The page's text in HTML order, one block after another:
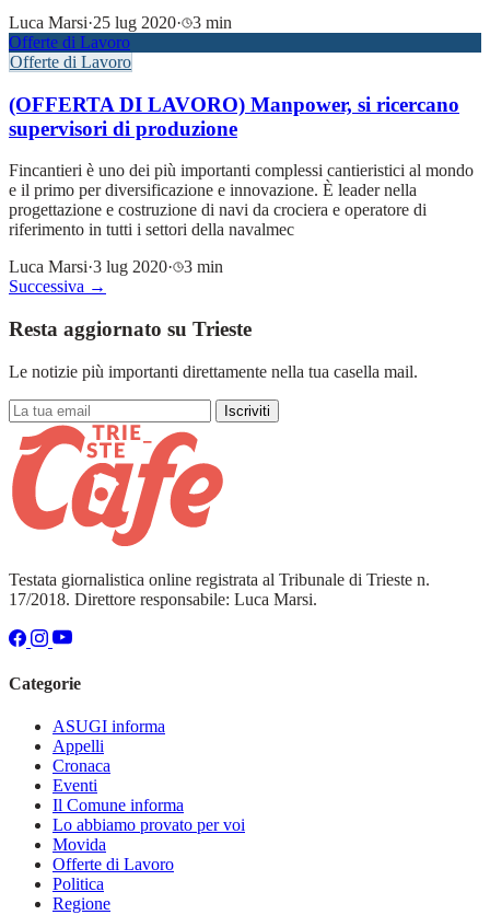
Luca Marsi·25 lug 2020·
3 min
Offerte di Lavoro
Offerte di Lavoro
(OFFERTA DI LAVORO) Manpower, si ricercano
supervisori di produzione
Fincantieri è uno dei più importanti complessi cantieristici al mondo
e il primo per diversificazione e innovazione. È leader nella
progettazione e costruzione di navi da crociera e operatore di
riferimento in tutti i settori della navalmec
Luca Marsi·3 lug 2020·
3 min
Successiva →
Resta aggiornato su Trieste
Le notizie più importanti direttamente nella tua casella mail.
Iscriviti
Testata giornalistica online registrata al Tribunale di Trieste n.
17/2018. Direttore responsabile: Luca Marsi.
Categorie
ASUGI informa
Appelli
Cronaca
Eventi
Il Comune informa
Lo abbiamo provato per voi
Movida
Offerte di Lavoro
Politica
Regione